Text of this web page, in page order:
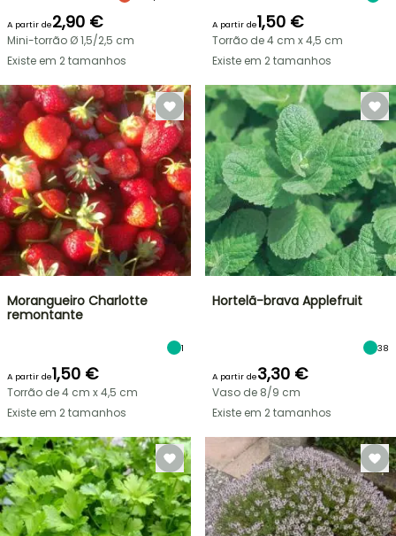
A partir de2,90 €
Mini-torrão Ø 1,5/2,5 cm
Existe em 2 tamanhos
A partir de1,50 €
Torrão de 4 cm x 4,5 cm
Existe em 2 tamanhos
Morangueiro Charlotte
remontante
1
A partir de1,50 €
Torrão de 4 cm x 4,5 cm
Existe em 2 tamanhos
Hortelã-brava Applefruit
38
A partir de3,30 €
Vaso de 8/9 cm
Existe em 2 tamanhos